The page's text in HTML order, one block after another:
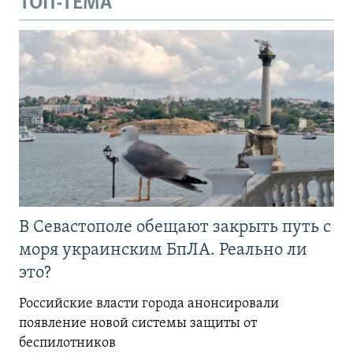
В Севастополе обещают закрыть путь с
моря украинским БпЛА. Реально ли
это?
Российские власти города анонсировали
появление новой системы защиты от
беспилотников